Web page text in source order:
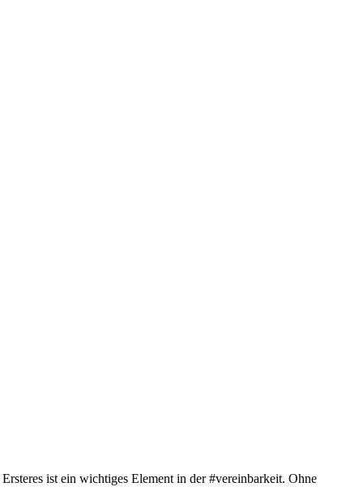
ist ein wichtiges Element in der #vereinbarkeit. Ohne